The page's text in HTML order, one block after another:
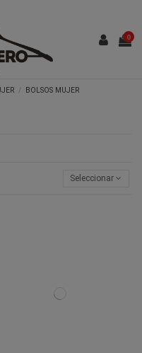
0
BOLSOS MUJER
Seleccionar